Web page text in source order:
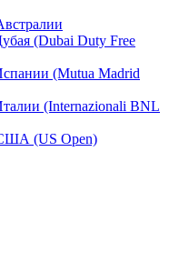
(Dubai Duty Free
(Mutua Madrid
(Internazionali BNL
(US Open)